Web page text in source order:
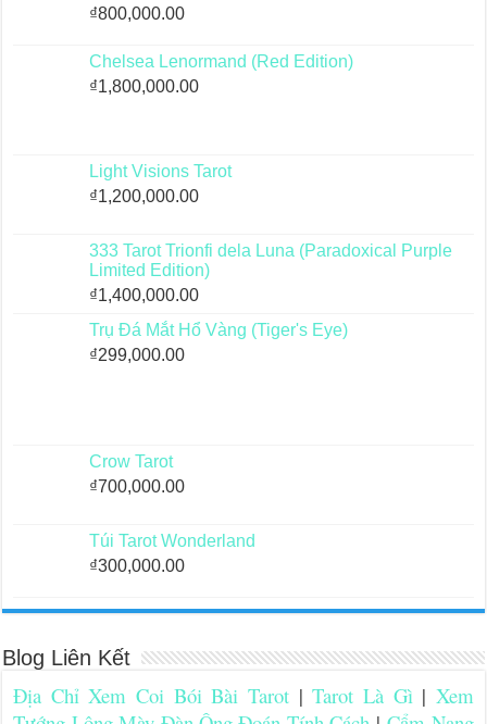
₫800,000.00
Chelsea Lenormand (Red Edition)
₫1,800,000.00
Light Visions Tarot
₫1,200,000.00
333 Tarot Trionfi dela Luna (Paradoxical Purple
Limited Edition)
₫1,400,000.00
Trụ Đá Mắt Hổ Vàng (Tiger's Eye)
₫299,000.00
Crow Tarot
₫700,000.00
Túi Tarot Wonderland
₫300,000.00
Blog Liên Kết
Địa Chỉ Xem Coi Bói Bài Tarot |Tarot Là Gì| Xem